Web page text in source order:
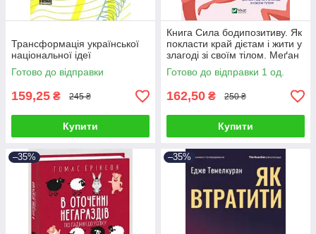
Трансформація української
національної ідеї
Готово до відправки
159,25 ₴ 245 ₴
Купити
Книга Сила бодипозитиву. Як
покласти край дієтам і жити у
злагоді зі своїм тілом. Меґан
Джейн Кребб
Готово до відправки 1 од.
162,50 ₴ 250 ₴
Купити
–35% –35%